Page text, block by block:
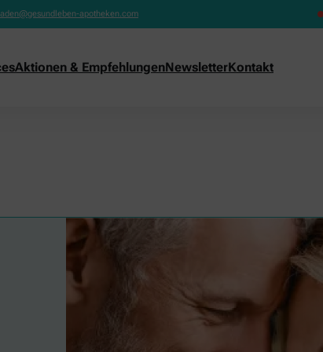
apotheken.com
Aktionen & EmpfehlungenNewsletterKontakt